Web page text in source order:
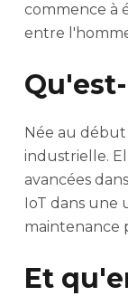
commence à
entre
Née au début
industrielle.
avancées
IoT dans une
maintenance
Et